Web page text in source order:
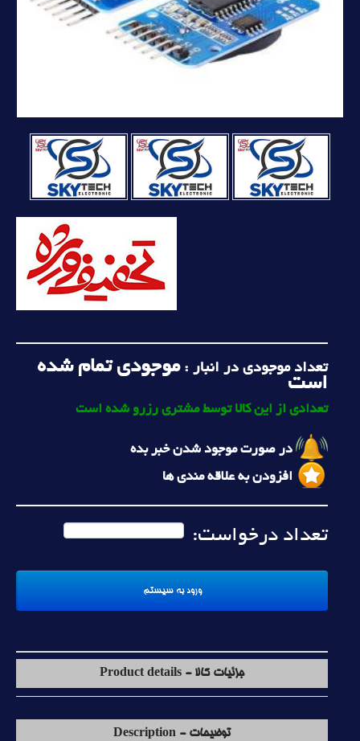
تعداد موجودی در انبار :موجودی تمام شده
است
تعدادی از این کالا توسط مشتری رزرو شده است
در صورت موجود شدن خبر بده
افزودن به علاقه مندی ها
تعداد درخواست:
جزئیات کالا - Product details
توضیحات - Description